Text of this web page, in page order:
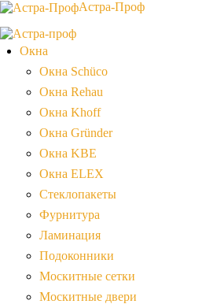
Астра-Проф
Окна
Окна Schüco
Окна Rehau
Окна Khoff
Окна Gründer
Окна KBE
Окна ELEX
Стеклопакеты
Фурнитура
Ламинация
Подоконники
Москитные сетки
Москитные двери